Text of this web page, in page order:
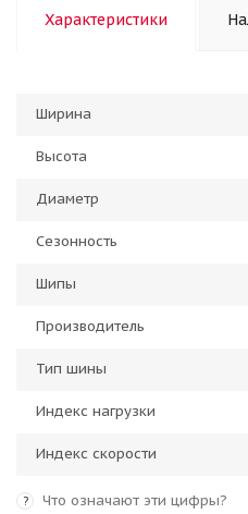
Характеристики
Ширина
Высота
Диаметр
Сезонность
Шипы
Производитель
Тип шины
Индекс нагрузки
Индекс скорости
? Что означают эти цифры?